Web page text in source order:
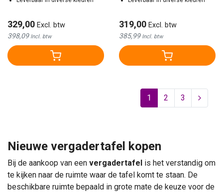
329,00 Excl. btw
398,09 Incl. btw
319,00 Excl. btw
385,99 Incl. btw
1 2 3
Nieuwe vergadertafel kopen
Bij de aankoop van een vergadertafel is het verstandig om
te kijken naar de ruimte waar de tafel komt te staan. De
beschikbare ruimte bepaald in grote mate de keuze voor de